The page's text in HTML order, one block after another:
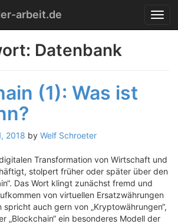
T
o
t
i
n
arbeit.de
Datenbank
(1): Was ist
2018 by Welf Schroeter
Transformation von Wirtschaft und
stolpert früher oder später über den
Das Wort klingt zunächst fremd und
von virtuellen Ersatzwährungen
spricht auch gern von „Kryptowährungen“,
„Blockchain“ ein besonderes Modell der